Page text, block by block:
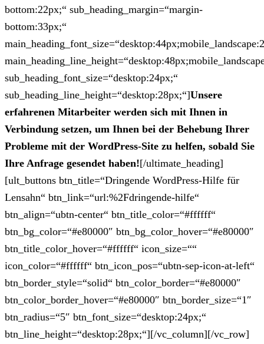
bottom:22px;“ sub_heading_margin=“margin-
bottom:33px;“
sub_heading_font_size=“desktop:24px;“
sub_heading_line_height=“desktop:28px;“]Unsere
erfahrenen Mitarbeiter werden sich mit Ihnen in
Verbindung setzen, um Ihnen bei der Behebung Ihrer
Probleme mit der WordPress-Site zu helfen, sobald Sie
Ihre Anfrage gesendet haben![/ultimate_heading]
[ult_buttons btn_title=“Dringende WordPress-Hilfe für
Lensahn“ btn_link=“url:%2Fdringende-hilfe“
btn_align=“ubtn-center“ btn_title_color=“#ffffff“
btn_bg_color=“#e80000″ btn_bg_color_hover=“#e80000″
btn_title_color_hover=“#ffffff“ icon_size=““
icon_color=“#ffffff“ btn_icon_pos=“ubtn-sep-icon-at-left“
btn_border_style=“solid“ btn_color_border=“#e80000″
btn_color_border_hover=“#e80000″ btn_border_size=“1″
btn_radius=“5″ btn_font_size=“desktop:24px;“
btn_line_height=“desktop:28px;“][/vc_column][/vc_row]